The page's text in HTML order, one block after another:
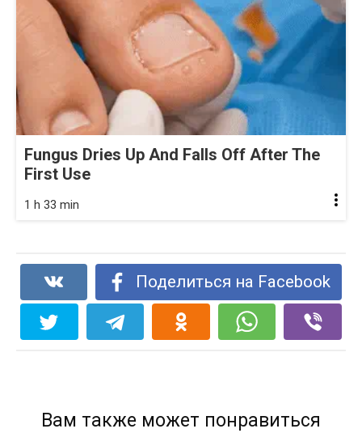
Fungus Dries Up And Falls Off After The
First Use
1 h 33 min
Поделиться на Facebook
Вам также может понравиться